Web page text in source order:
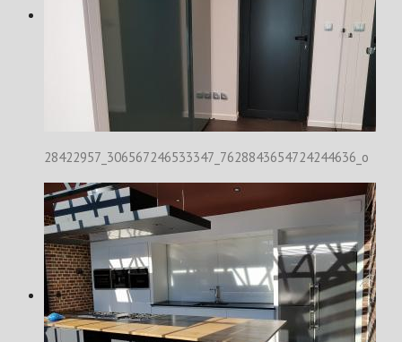
28422957_306567246533347_7628843654724244636_o